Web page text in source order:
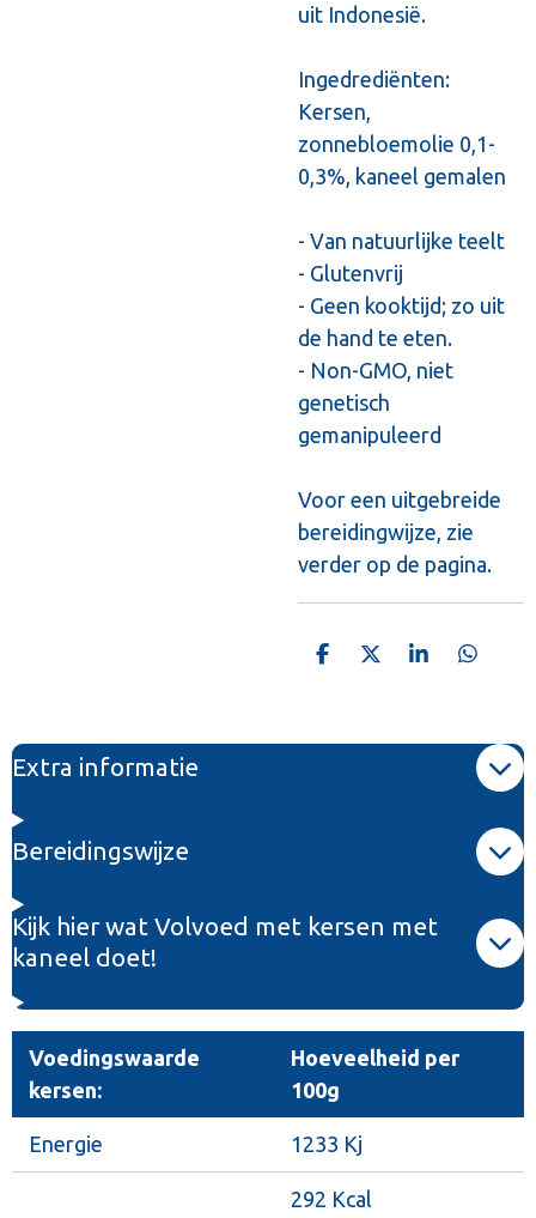
uit Indonesië.
Ingedrediënten:
Kersen,
zonnebloemolie 0,1-
0,3%, kaneel gemalen
- Van natuurlijke teelt
- Glutenvrij
- Geen kooktijd; zo uit
de hand te eten.
- Non-GMO, niet
genetisch
gemanipuleerd
Voor een uitgebreide
bereidingwijze, zie
verder op de pagina.
D
n
D
S
e
D
n
Extra informatie
Bereidingswijze
Kijk hier wat Volvoed met kersen met
kaneel doet!
Voedingswaarde
kersen:
Hoeveelheid per
100g
Energie 1233 Kj
292 Kcal